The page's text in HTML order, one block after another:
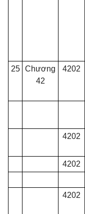
25
Chương
42
4202
4202
4202
4202